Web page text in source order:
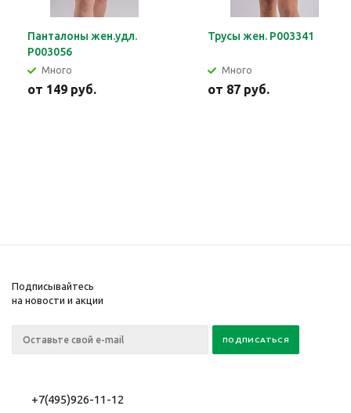
Панталоны жен.удл.
Р003056
Много
от 149 руб.
Трусы жен. Р003341
Много
от 87 руб.
Подписывайтесь
на новости и акции
+7(495)926-11-12